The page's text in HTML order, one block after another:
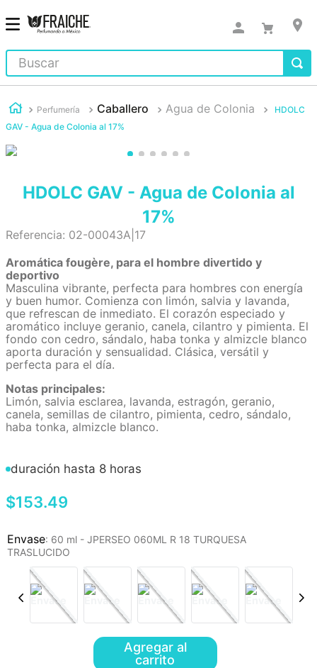
Buscar
Perfumería Caballero Agua de Colonia
HDOLC
GAV - Agua de Colonia al 17%
HDOLC GAV - Agua de Colonia al
17%
Referencia: 02-00043A|17
Aromática fougère, para el hombre divertido y
deportivo
Masculina vibrante, perfecta para hombres con energía
y buen humor. Comienza con limón, salvia y lavanda,
que refrescan de inmediato. El corazón especiado y
aromático incluye geranio, canela, cilantro y pimienta. El
fondo con cedro, sándalo, haba tonka y almizcle blanco
aporta duración y sensualidad. Clásica, versátil y
perfecta para el día.
Notas principales:
Limón, salvia esclarea, lavanda, estragón, geranio,
canela, semillas de cilantro, pimienta, cedro, sándalo,
haba tonka, almizcle blanco.
duración hasta 8 horas
$153.49
: 60 ml - JPERSEO 060ML R 18 TURQUESA
TRASLUCIDO
Agregar al
carrito